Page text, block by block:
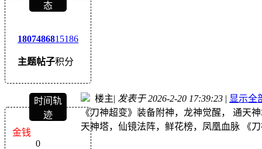
态
1807
主题
4868
帖子
15186
积分
时间轨
迹
金钱
0
楼主| 发表于 2026-2-20 17:39:23 | 显示全
《刀神超变》装备附神，龙神觉醒， 通天
天神塔，仙镜法阵，鲜花榜，凤凰血脉 《